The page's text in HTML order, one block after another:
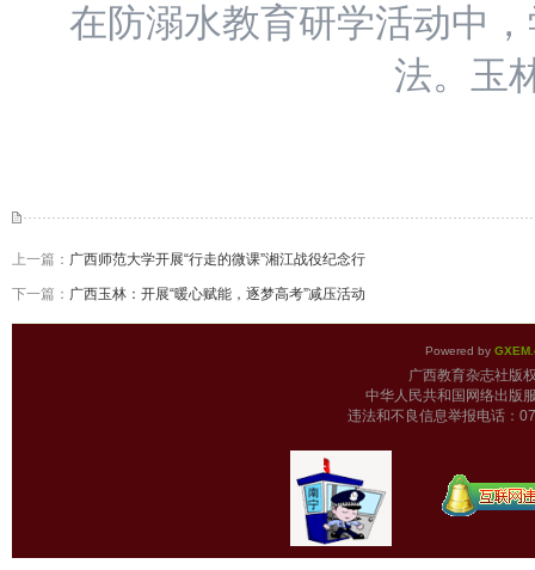
在防溺水教育研学活动中
法。玉
上一篇： 广西师范大学开展“行走的微课”湘江战役纪念行
下一篇： 广西玉林：开展“暖心赋能，逐梦高考”减压活动
Powered by
广西教育杂志
中华人民共和国网络出版
违法和不良信息举报电话：